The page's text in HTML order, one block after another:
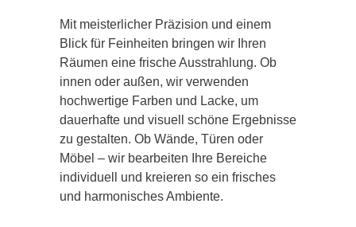
Mit meisterlicher Präzision und einem
Blick für Feinheiten bringen wir Ihren
Räumen eine frische Ausstrahlung. Ob
innen oder außen, wir verwenden
hochwertige Farben und Lacke, um
dauerhafte und visuell schöne Ergebnisse
zu gestalten. Ob Wände, Türen oder
Möbel – wir bearbeiten Ihre Bereiche
individuell und kreieren so ein frisches
und harmonisches Ambiente.